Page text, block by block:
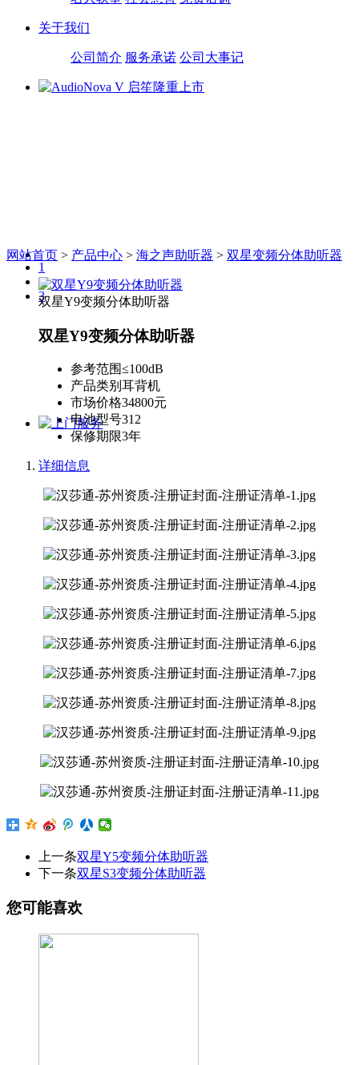
关于我们
公司简介 服务承诺 公司大事记
1
2
3
网站首页 > 产品中心 > 海之声助听器 > 双星变频分体助听器
双星Y9变频分体助听器
双星Y9变频分体助听器
参考范围≤100dB
产品类别 耳背机
市场价格34800元
电池型号312
保修期限3年
详细信息
上一条双星Y5变频分体助听器
下一条双星S3变频分体助听器
您可能喜欢